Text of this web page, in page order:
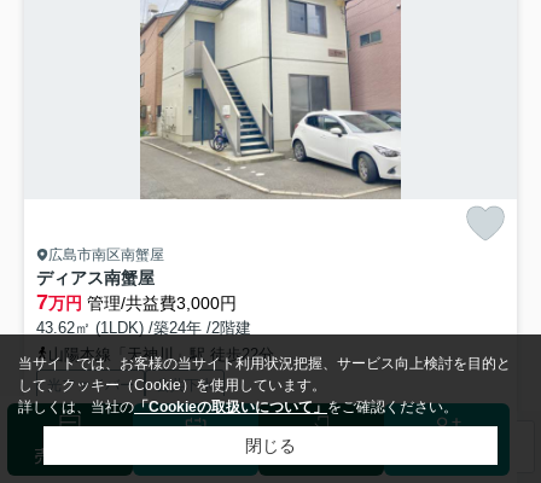
広島市南区南蟹屋
ディアス南蟹屋
7万円 管理/共益費3,000円
43.62㎡ (1LDK) /築24年 /2階建
山陽本線「天神川」駅 徒歩22分
光ファイバー 公共下水
広島電鉄皆実線松川町駅周辺への引っ越しをお考えなら「ディアス南蟹
屋」。来訪者をモニターで確認できるTVインターホン付きで...もっと見
売却査定 ログイン
当サイトでは、お客様の当サイト利用状況把握、サービス向上検討を目的と
して、クッキー（Cookie）を使用しています。
詳しくは、当社の「Cookieの取扱いについて」をご確認ください。
閉じる